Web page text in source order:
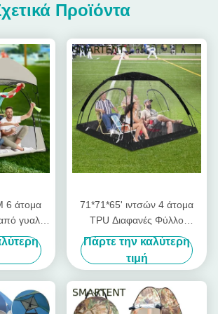
Προϊόντα
6 άτομα
γυαλί
από
71*71*65' ιντσών 4 άτομα
TPU Διαφανές Φύλλο
Φύλακα Γρήγορη ρύθμιση
Αδιάβροχη Προστασία UV
Pop Up Αθλητική σκηνή
Πάρτε την καλύτερη
τιμή